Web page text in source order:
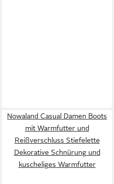
Nowaland Casual Damen Boots
mit Warmfutter und
Reißverschluss Stiefelette
Dekorative Schnürung und
kuscheliges Warmfutter